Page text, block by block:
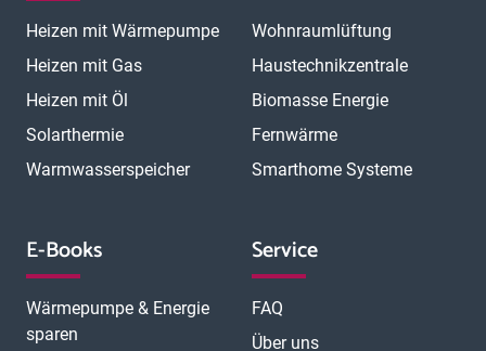
Heizen mit Wärmepumpe
Heizen mit Gas
Heizen mit Öl
Solarthermie
Warmwasserspeicher
Wohnraumlüftung
Haustechnikzentrale
Biomasse Energie
Fernwärme
Smarthome Systeme
E-Books
Wärmepumpe & Energie
sparen
Service
FAQ
Über uns